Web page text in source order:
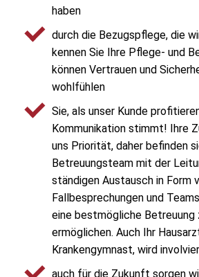
haben
durch die Bezugspflege, die
kennen Sie Ihre Pflege- und
können Vertrauen und
wohlfühlen
Sie, als unser Kunde
Kommunikation stimmt! Ihre
uns Priorität, daher befinden
Betreuungsteam mit der
ständigen Austausch in Form
Fallbesprechungen und
eine bestmögliche Betreuung
ermöglichen. Auch Ihr
Krankengymnast, wird
auch für die Zukunft sorgen